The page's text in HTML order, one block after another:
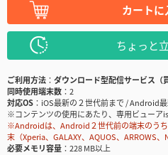
カートに
ちょっと
ご利用方法
ダウンロード型配信サービス（
同時使用端末数
2
対応OS
iOS最新の２世代前まで / Android
※コンテンツの使用にあたり、専用ビューア
※Androidは、Android２世代前の端末のう
末（Xperia、GALAXY、AQUOS、ARROWS
必要メモリ容量
228 MB以上